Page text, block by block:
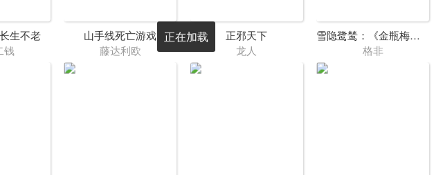
生不老
钱
山手线死亡游戏
藤达利欧
正邪天下
龙人
雪隐鹭鸶：《金瓶梅》的声色与虚无
格非
正在加载